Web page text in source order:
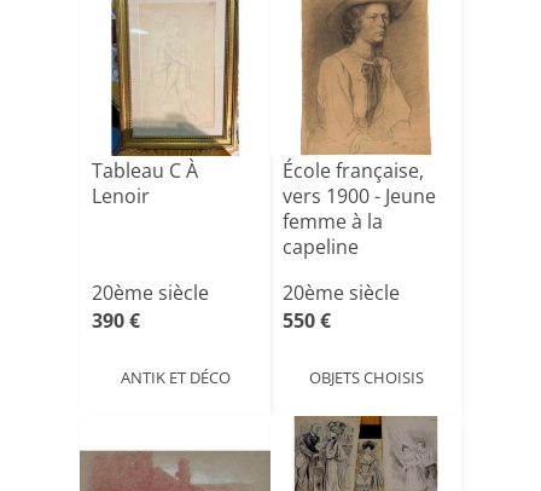
Tableau C À
Lenoir
20ème siècle
390 €
ANTIK ET DÉCO
École française,
vers 1900 - Jeune
femme à la
capeline
20ème siècle
550 €
OBJETS CHOISIS